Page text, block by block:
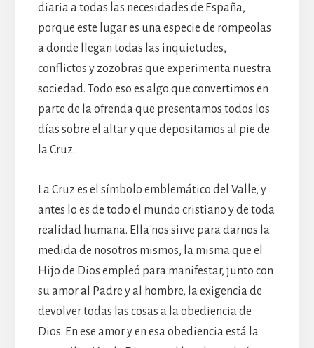
diaria a todas las necesidades de España,
porque este lugar es una especie de rompeolas
a donde llegan todas las inquietudes,
conflictos y zozobras que experimenta nuestra
sociedad. Todo eso es algo que convertimos en
parte de la ofrenda que presentamos todos los
días sobre el altar y que depositamos al pie de
la Cruz.
La Cruz es el símbolo emblemático del Valle, y
antes lo es de todo el mundo cristiano y de toda
realidad humana. Ella nos sirve para darnos la
medida de nosotros mismos, la misma que el
Hijo de Dios empleó para manifestar, junto con
su amor al Padre y al hombre, la exigencia de
devolver todas las cosas a la obediencia de
Dios. En ese amor y en esa obediencia está la